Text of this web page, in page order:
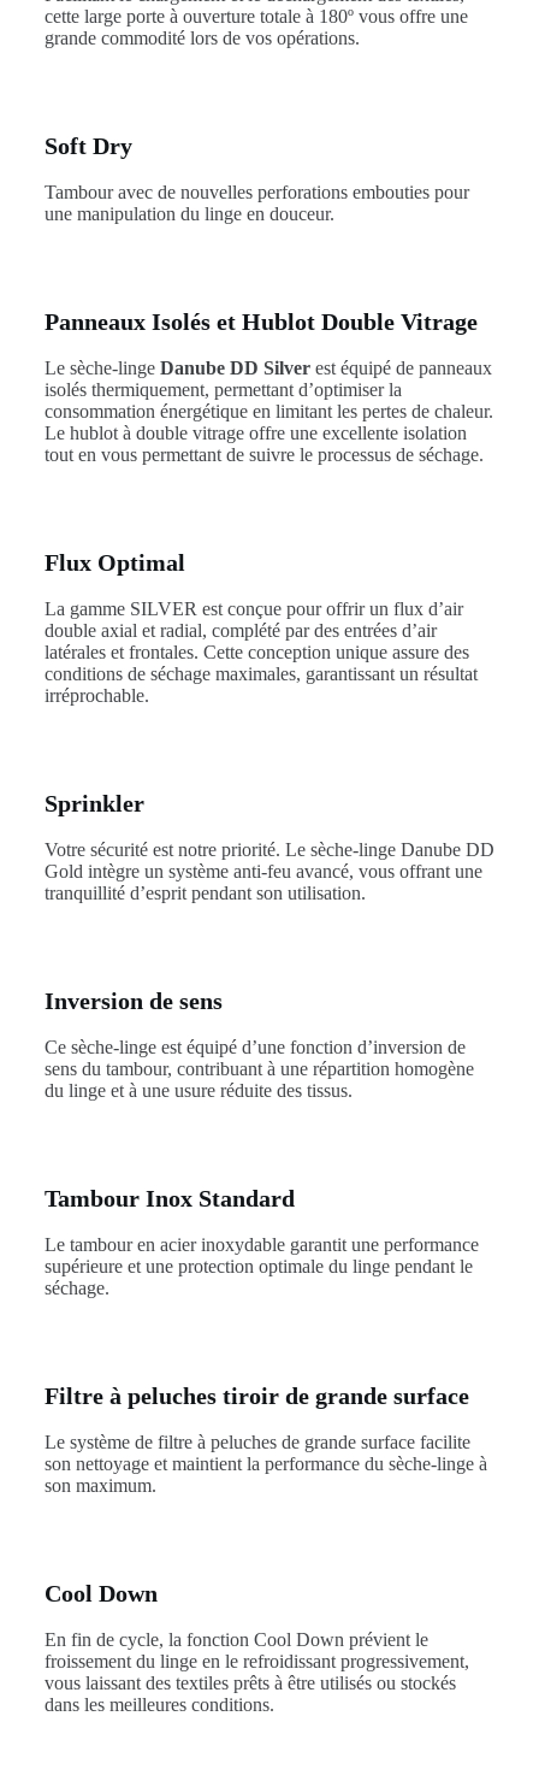
cette large porte à ouverture totale à 180º vous offre une
grande commodité lors de vos opérations.
Soft Dry
Tambour avec de nouvelles perforations embouties pour
une manipulation du linge en douceur.
Panneaux Isolés et Hublot Double Vitrage
Le sèche-linge Danube DD Silverest équipé de panneaux
isolés thermiquement, permettant d’optimiser la
consommation énergétique en limitant les pertes de chaleur.
Le hublot à double vitrage offre une excellente isolation
tout en vous permettant de suivre le processus de séchage.
Flux Optimal
La gamme SILVER est conçue pour offrir un flux d’air
double axial et radial, complété par des entrées d’air
latérales et frontales. Cette conception unique assure des
conditions de séchage maximales, garantissant un résultat
irréprochable.
Sprinkler
Votre sécurité est notre priorité. Le sèche-linge Danube DD
Gold intègre un système anti-feu avancé, vous offrant une
tranquillité d’esprit pendant son utilisation.
Inversion de sens
Ce sèche-linge est équipé d’une fonction d’inversion de
sens du tambour, contribuant à une répartition homogène
du linge et à une usure réduite des tissus.
Tambour Inox Standard
Le tambour en acier inoxydable garantit une performance
supérieure et une protection optimale du linge pendant le
séchage.
Filtre à peluches tiroir de grande surface
Le système de filtre à peluches de grande surface facilite
son nettoyage et maintient la performance du sèche-linge à
son maximum.
Cool Down
En fin de cycle, la fonction Cool Down prévient le
froissement du linge en le refroidissant progressivement,
vous laissant des textiles prêts à être utilisés ou stockés
dans les meilleures conditions.